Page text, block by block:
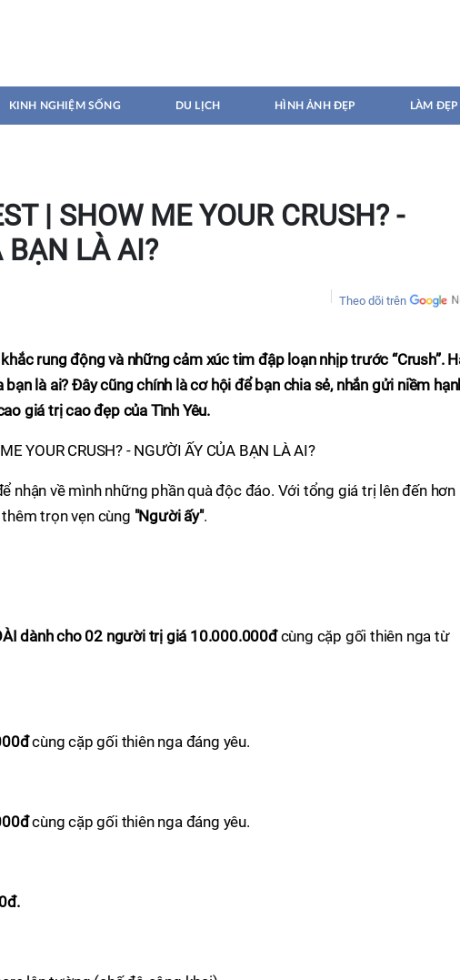
KINH NGHIỆM SỐNG DU LỊCH HÌNH ẢNH ĐẸP LÀM ĐẸP
| SHOW ME YOUR CRUSH? -
BẠN LÀ AI?
Theo dõi trên
rung động và những cảm xúc tim đập loạn nhịp trước “Crush”.
là ai? Đây cũng chính là cơ hội để bạn chia sẻ, nhắn gửi niềm
giá trị cao đẹp của Tình Yêu.
nhận về mình những phần quà độc đáo. Với tổng giá trị lên đến hơn
trọn vẹn cùng "Người ấy".
dành cho 02 người trị giá 10.000.000đcùng cặp gối thiên nga từ
cùng cặp gối thiên nga đáng yêu.
cùng cặp gối thiên nga đáng yêu.